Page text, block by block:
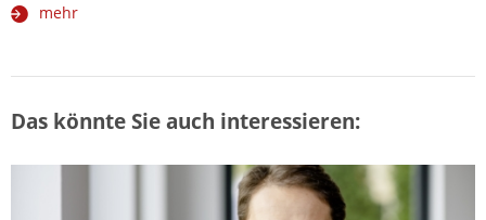
mehr
Das könnte Sie auch interessieren: